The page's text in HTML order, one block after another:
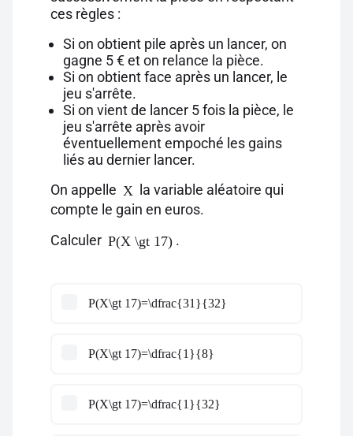
ces règles :
Si on obtient pile après un lancer, on
gagne 5 € et on relance la pièce.
Si on obtient face après un lancer, le
jeu s'arrête.
Si on vient de lancer 5 fois la pièce, le
jeu s'arrête après avoir
éventuellement empoché les gains
liés au dernier lancer.
On appelle X la variable aléatoire qui
compte le gain en euros.
Calculer P(X \gt 17) .
P(X\gt 17)=\dfrac{31}{32}
P(X\gt 17)=\dfrac{1}{8}
P(X\gt 17)=\dfrac{1}{32}